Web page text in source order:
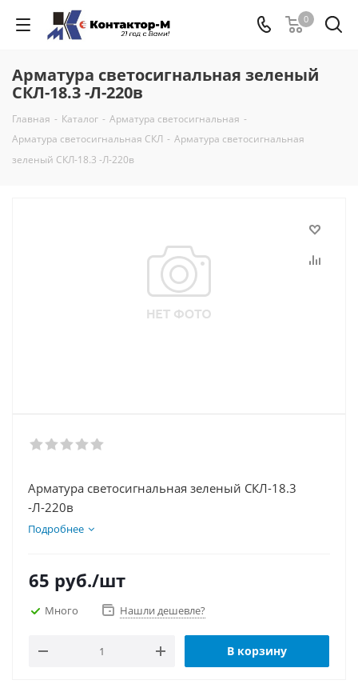
0
Арматура светосигнальная зеленый
СКЛ-18.3 -Л-220в
Главная - Каталог - Арматура светосигнальная -
Арматура светосигнальная СКЛ - Арматура светосигнальная
зеленый СКЛ-18.3 -Л-220в
Арматура светосигнальная зеленый СКЛ-18.3
-Л-220в
Подробнее
65 руб./шт
Много Нашли дешевле?
В корзину